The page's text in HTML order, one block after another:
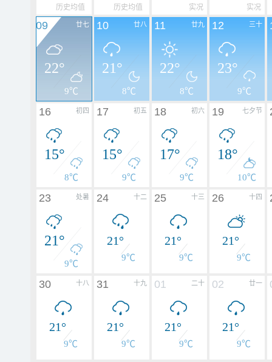
历史均值 历史均值 实况 实况
廿七
09
22°
9℃
廿八
10
21°
8℃
廿九
11
22°
8℃
三十
12
23°
9℃
初四
16
15°
8℃
初五
17
15°
9℃
初六
18
17°
9℃
七夕节
19
18°
10℃
处暑
23
21°
9℃
十二
24
21°
9℃
十三
25
21°
9℃
十四
26
21°
9℃
十八
30
21°
9℃
十九
31
21°
9℃
二十
01
21°
9℃
廿一
02
21°
9℃